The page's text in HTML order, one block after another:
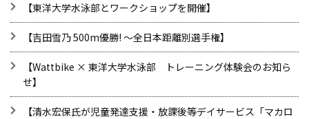
【東洋大学水泳部とワークショップを開催】
【吉田雪乃 500m優勝! ～全日本距離別選手権】
【Wattbike × 東洋大学水泳部 トレーニング体験会のお知ら
せ】
【清水宏保氏が児童発達支援・放課後等デイサービス「マカロ